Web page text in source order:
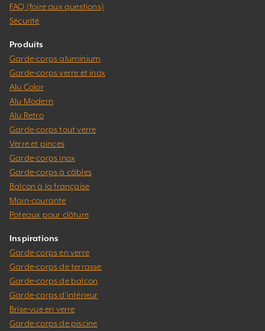
FAQ (foire aux questions)
Sécurité
Produits
Garde-corps aluminium
Garde-corps verre et inox
Alu Color
Alu Modern
Alu Retro
Garde-corps tout verre
Verre et pinces
Garde-corps inox
Garde-corps à câbles
Balcon à la française
Main-courante
Poteaux pour clôture
Inspirations
Garde-corps en verre
Garde-corps de terrasse
Garde-corps de balcon
Garde-corps d’intérieur
Brise-vue en verre
Garde-corps de piscine